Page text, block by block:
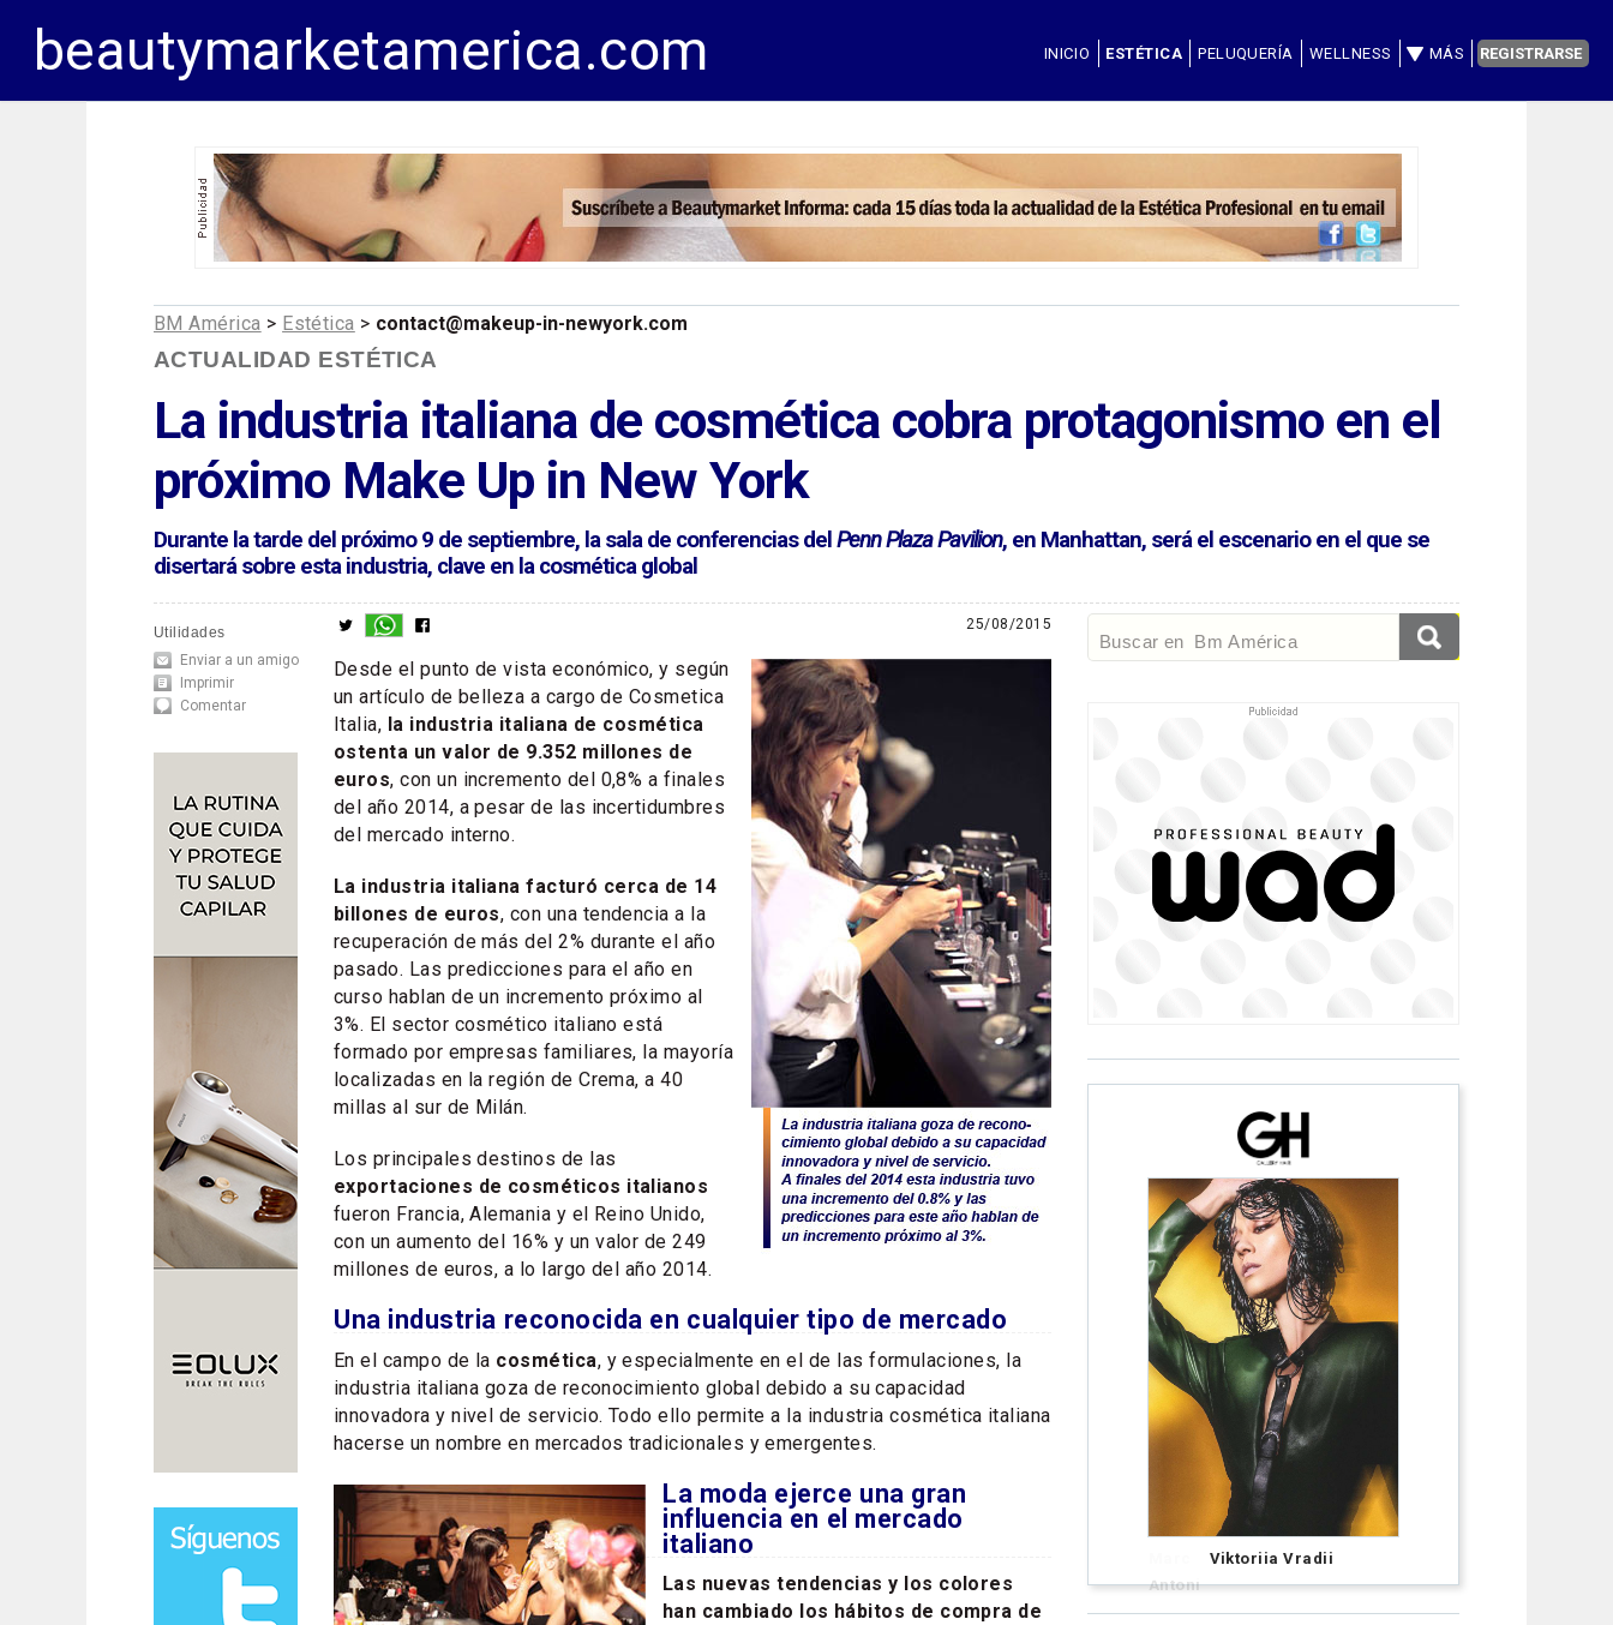
beautymarketamerica.com INICIO ESTÉTICA PELUQUERÍA WELLNESS MÁS REGISTRARSE
BM América > Estética > contact@makeup-in-newyork.com
ACTUALIDAD ESTÉTICA
La industria italiana de cosmética cobra protagonismo en el
próximo Make Up in New York
Durante la tarde del próximo 9 de septiembre, la sala de conferencias del Penn Plaza Pavilion, en Manhattan, será el escenario en el que se
disertará sobre esta industria, clave en la cosmética global
Utilidades
Enviar a un amigo
Imprimir
Comentar
Marc Antoni
25/08/2015
Desde el punto de vista económico, y según
un artículo de belleza a cargo de Cosmetica
Italia, la industria italiana de cosmética
ostenta un valor de 9.352 millones de
euros, con un incremento del 0,8% a finales
del año 2014, a pesar de las incertidumbres
del mercado interno.
La industria italiana facturó cerca de 14
billones de euros, con una tendencia a la
recuperación de más del 2% durante el año
pasado. Las predicciones para el año en
curso hablan de un incremento próximo al
3%. El sector cosmético italiano está
formado por empresas familiares, la mayoría
localizadas en la región de Crema, a 40
millas al sur de Milán.
Los principales destinos de las
exportaciones de cosméticos italianos
fueron Francia, Alemania y el Reino Unido,
con un aumento del 16% y un valor de 249
millones de euros, a lo largo del año 2014.
Una industria reconocida en cualquier tipo de mercado
En el campo de la cosmética, y especialmente en el de las formulaciones, la
industria italiana goza de reconocimiento global debido a su capacidad
innovadora y nivel de servicio. Todo ello permite a la industria cosmética italiana
hacerse un nombre en mercados tradicionales y emergentes.
La moda ejerce una gran
influencia en el mercado
italiano
Las nuevas tendencias y los colores
han cambiado los hábitos de compra de